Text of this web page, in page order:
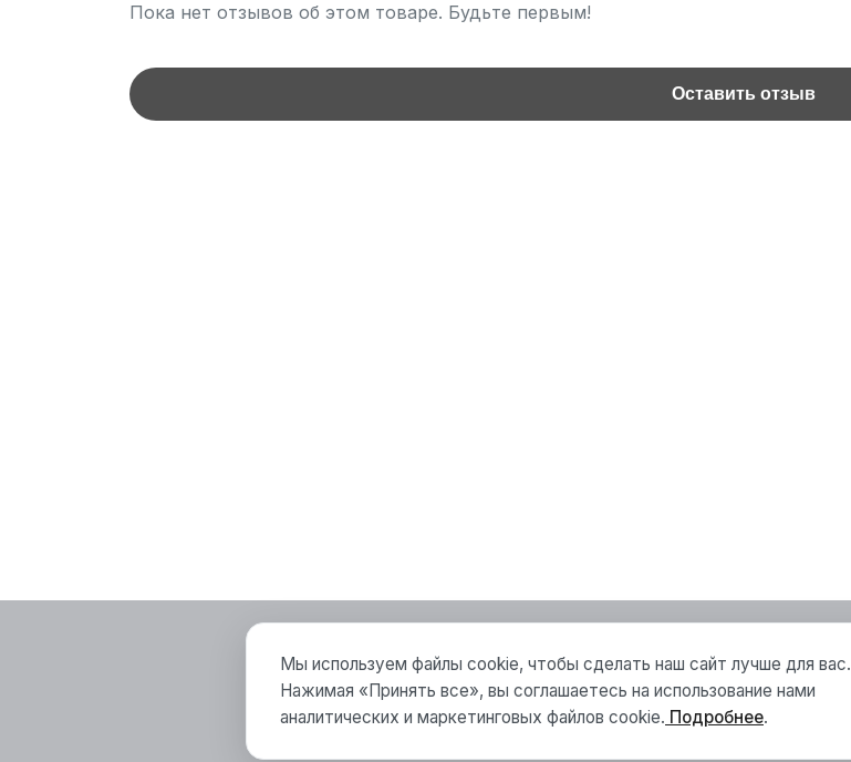
Пока нет отзывов об этом товаре. Будьте первым!
Оставить отзыв
Мы используем файлы cookie, чтобы сделать наш сайт лучше для вас.
Нажимая «Принять все», вы соглашаетесь на использование нами
аналитических и маркетинговых файлов cookie. Подробнее.